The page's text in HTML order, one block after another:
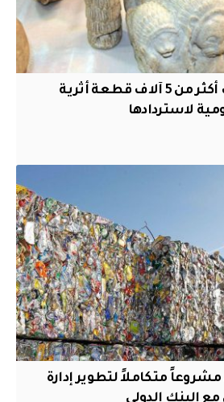
بعد 2003.. تهريب أكثر من 5 آلاف قطعة أثرية
لاستردادها
متكاملاً لتطوير إدارة